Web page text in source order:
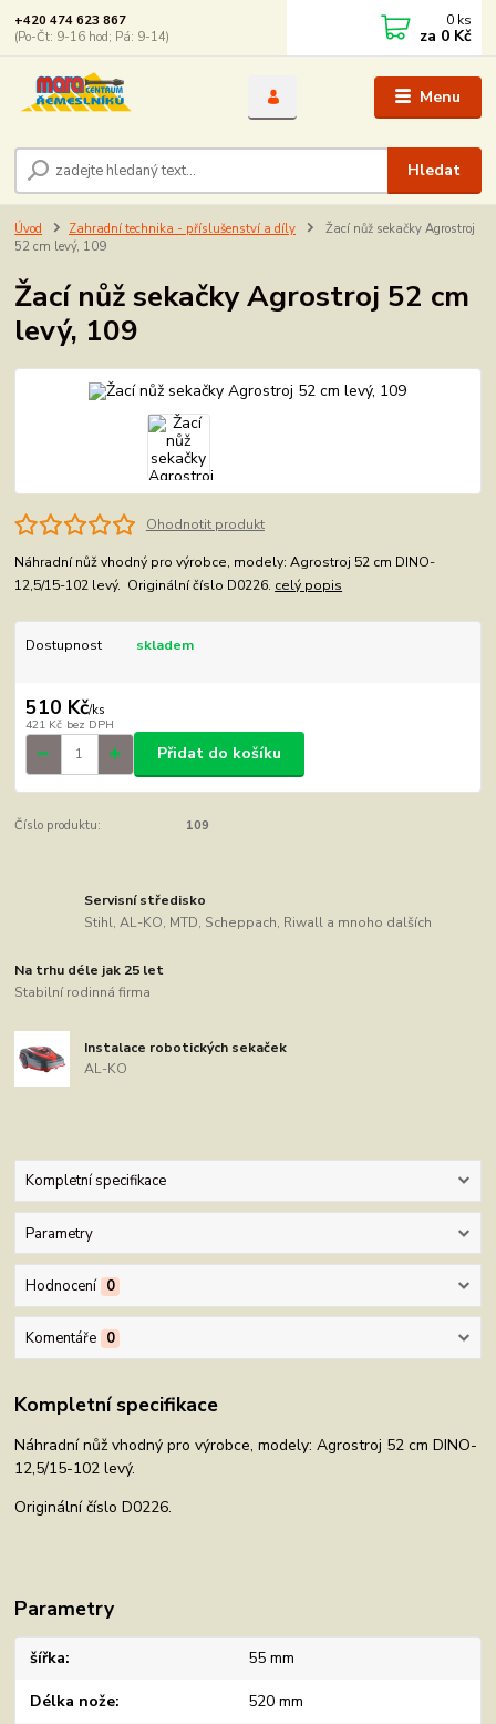
Menu
Hledat
+420 474 623 867
(Po-Čt: 9-16 hod; Pá: 9-14)
0 ks
za 0 Kč
Úvod Zahradní technika - příslušenství a díly
Žací nůž sekačky Agrostroj
52 cm levý, 109
Žací nůž sekačky Agrostroj 52 cm
levý, 109
Ohodnotit produkt
Náhradní nůž vhodný pro výrobce, modely: Agrostroj 52 cm DINO-
12,5/15-102 levý. Originální číslo D0226. celý popis
Dostupnost skladem
510 Kč/ks
421 Kč bez DPH
Přidat do košíku
Číslo produktu: 109
Servisní středisko
Stihl, AL-KO, MTD, Scheppach, Riwall a mnoho dalších
Na trhu déle jak 25 let
Stabilní rodinná firma
Instalace robotických sekaček
AL-KO
Kompletní specifikace
Parametry
Hodnocení 0
Komentáře 0
Kompletní specifikace
Náhradní nůž vhodný pro výrobce, modely: Agrostroj 52 cm DINO-
12,5/15-102 levý.
Originální číslo D0226.
Parametry
šířka 55 mm
Délka nože 520 mm